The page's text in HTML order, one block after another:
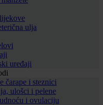
ulja
uređaji
čarape i steznici
ulošci i pelene
i ovulaciju